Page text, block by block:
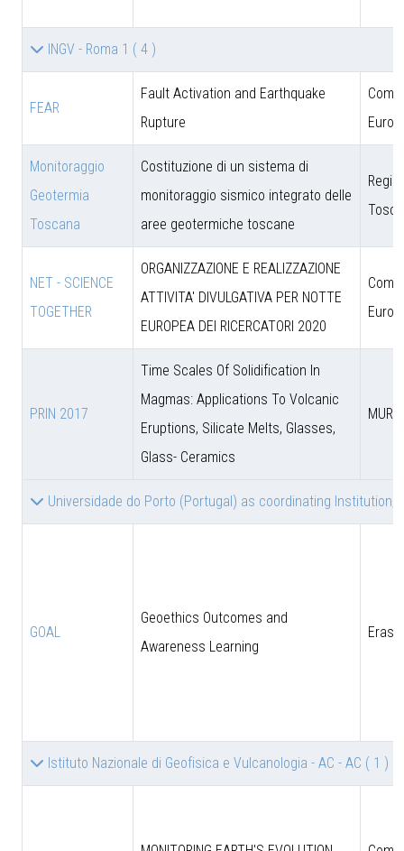
INGV - Roma 1 ( 4 )
FEAR
Fault Activation and Earthquake
Rupture
Monitoraggio
Geotermia
Toscana
Costituzione di un sistema di
monitoraggio sismico integrato delle
aree geotermiche toscane
NET - SCIENCE
TOGETHER
ORGANIZZAZIONE E REALIZZAZIONE
ATTIVITA' DIVULGATIVA PER NOTTE
EUROPEA DEI RICERCATORI 2020
PRIN 2017
Time Scales Of Solidification In
Magmas: Applications To Volcanic
Eruptions, Silicate Melts, Glasses,
Glass- Ceramics
MUR
Universidade do Porto (Portugal) as coordinating Institution,
GOAL
Geoethics Outcomes and
Awareness Learning
Istituto Nazionale di Geofisica e Vulcanologia - AC - AC ( 1 )